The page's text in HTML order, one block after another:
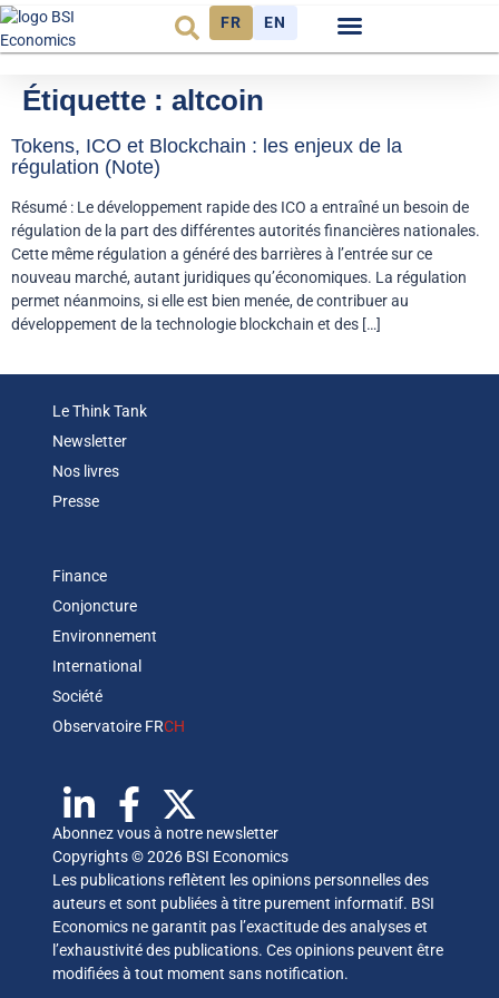
FR EN
Étiquette : altcoin
Tokens, ICO et Blockchain : les enjeux de la
régulation (Note)
Résumé : Le développement rapide des ICO a entraîné un besoin de
régulation de la part des différentes autorités financières nationales.
Cette même régulation a généré des barrières à l’entrée sur ce
nouveau marché, autant juridiques qu’économiques. La régulation
permet néanmoins, si elle est bien menée, de contribuer au
développement de la technologie blockchain et des […]
Le Think Tank
Newsletter
Nos livres
Presse
Finance
Conjoncture
Environnement
International
Société
Observatoire FRCH
Abonnez vous à notre newsletter
Copyrights © 2026 BSI Economics
Les publications reflètent les opinions personnelles des
auteurs et sont publiées à titre purement informatif. BSI
Economics ne garantit pas l’exactitude des analyses et
l’exhaustivité des publications. Ces opinions peuvent être
modifiées à tout moment sans notification.